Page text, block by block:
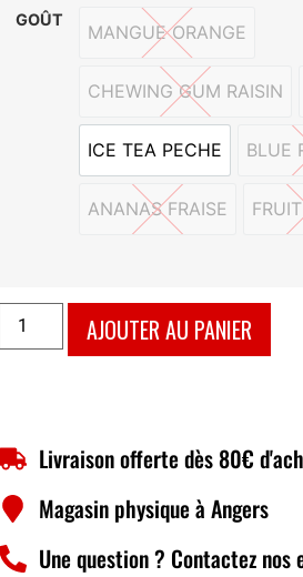
GOÛT
MANGUE ORANGE
MANGUE ORANGE
CHEWING GUM RAISIN
CHEWING
ICE TEA PECHE
ICE TEA PECHE
BLUE
ANANAS FRAISE
ANANAS FRAISE
AJOUTER AU PANIER
Livraison offerte dès 80€
Magasin physique à Angers
Une question ? Contactez nos